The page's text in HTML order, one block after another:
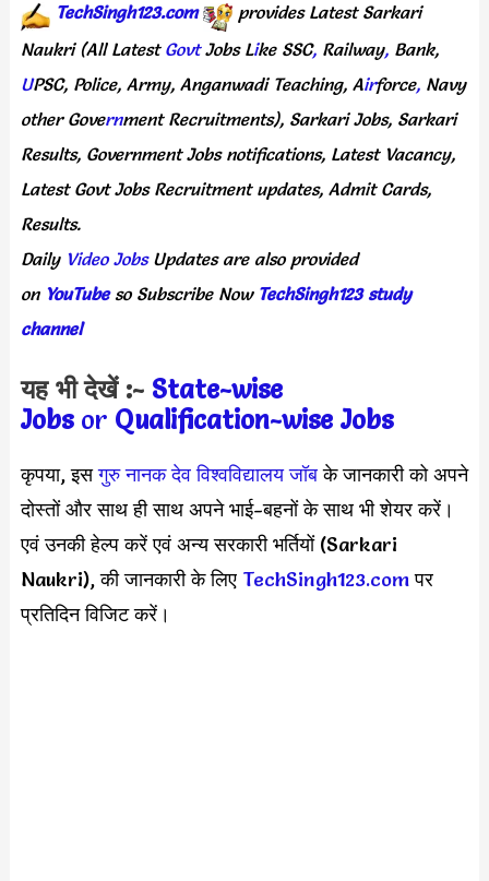
TechSingh123.com provides Latest Sarkari
Naukri (All Latest Govt Jobs Like SSC, Railway, Bank,
UPSC, Police, Army, Anganwadi Teaching, Airforce, Navy
other Government Recruitments), Sarkari Jobs, Sarkari
Results, Government Jobs notifications, Latest Vacancy,
Latest Govt Jobs Recruitment updates, Admit Cards,
Results.
Daily Video JobsUpdates are also provided
on YouTubeso Subscribe Now TechSingh123 study
channel
यह भी देखें :- State-wise
Jobs or Qualification-wise Jobs
कृपया, इस गुरु नानक देव विश्वविद्यालय जॉबके जानकारी को अपने
दोस्तों और साथ ही साथ अपने भाई-बहनों के साथ भी शेयर करें।
एवं उनकी हेल्प करें एवं अन्य सरकारी भर्तियों (Sarkari
Naukri), की जानकारी के लिए TechSingh123.comपर
प्रतिदिन विजिट करें।